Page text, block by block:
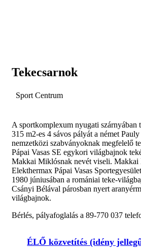
Tekecsarnok
Sport Centrum
A sportkomplexum nyugati szárnyában
315 m2-es 4 sávos pályát a német
nemzetközi szabványoknak megfelelő
Pápai Vasas SE egykori világbajnok
Makkai Miklósnak nevét viseli. Makkai
Elekthermax Pápai Vasas
1980 júniusában a romániai teke-
Csányi Bélával párosban nyert
világbajnok.
Bérlés, pályafoglalás a 89-770 037
ÉLŐ közvetítés (idény